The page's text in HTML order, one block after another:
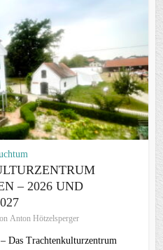
– 2026 UND
Anton Hötzelsperger
Das Trachtenkulturzentrum